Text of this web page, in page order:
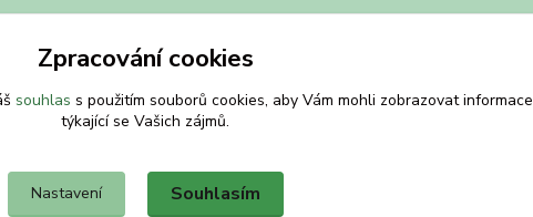
Zpracování cookies
souhlas s použitím souborů cookies, aby Vám mohli zobrazovat informace
týkající se Vašich zájmů.
Nastavení Souhlasím